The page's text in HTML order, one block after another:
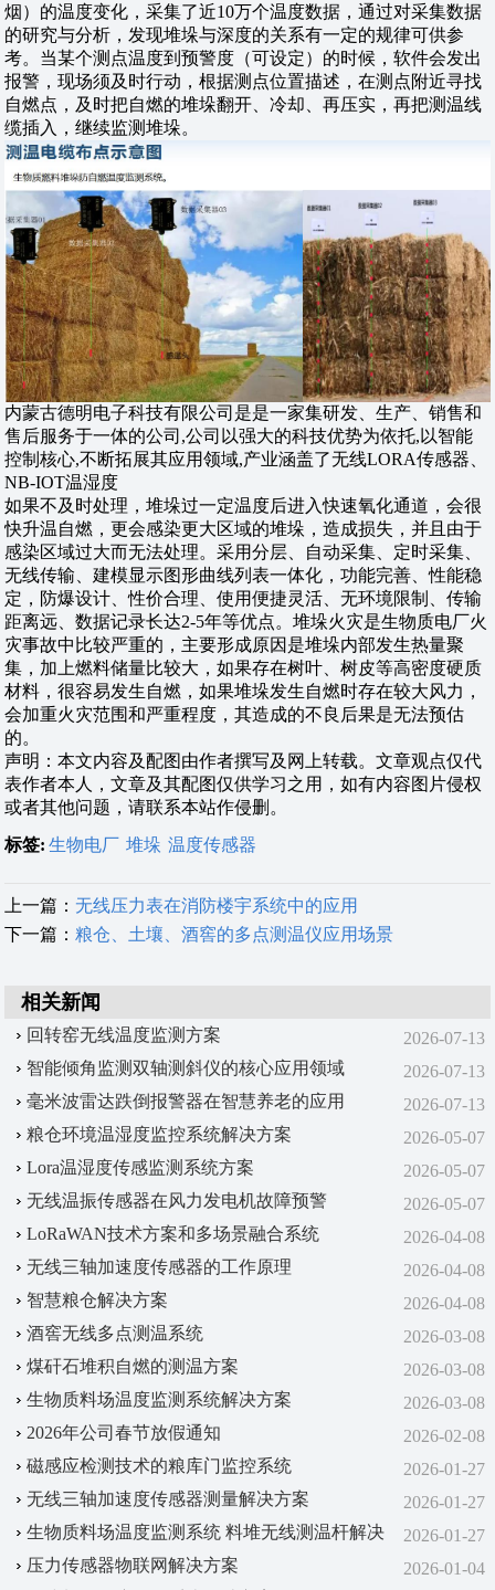
烟）的温度变化，采集了近10万个温度数据，通过对采集数据
的研究与分析，发现堆垛与深度的关系有一定的规律可供参
考。当某个测点温度到预警度（可设定）的时候，软件会发出
报警，现场须及时行动，根据测点位置描述，在测点附近寻找
自燃点，及时把自燃的堆垛翻开、冷却、再压实，再把测温线
缆插入，继续监测堆垛。
内蒙古德明电子科技有限公司是是一家集研发、生产、销售和
售后服务于一体的公司,公司以强大的科技优势为依托,以智能
控制核心,不断拓展其应用领域,产业涵盖了无线LORA传感器、
NB-IOT温湿度
如果不及时处理，堆垛过一定温度后进入快速氧化通道，会很
快升温自燃，更会感染更大区域的堆垛，造成损失，并且由于
感染区域过大而无法处理。采用分层、自动采集、定时采集、
无线传输、建模显示图形曲线列表一体化，功能完善、性能稳
定，防爆设计、性价合理、使用便捷灵活、无环境限制、传输
距离远、数据记录长达2-5年等优点。堆垛火灾是生物质电厂火
灾事故中比较严重的，主要形成原因是堆垛内部发生热量聚
集，加上燃料储量比较大，如果存在树叶、树皮等高密度硬质
材料，很容易发生自燃，如果堆垛发生自燃时存在较大风力，
会加重火灾范围和严重程度，其造成的不良后果是无法预估
的。
声明：本文内容及配图由作者撰写及网上转载。文章观点仅代
表作者本人，文章及其配图仅供学习之用，如有内容图片侵权
或者其他问题，请联系本站作侵删。
标签: 生物电厂 堆垛 温度传感器
上一篇：无线压力表在消防楼宇系统中的应用
下一篇：粮仓、土壤、酒窖的多点测温仪应用场景
相关新闻
2026-07-13
回转窑无线温度监测方案
2026-07-13
智能倾角监测双轴测斜仪的核心应用领域
2026-07-13
毫米波雷达跌倒报警器在智慧养老的应用
2026-05-07
粮仓环境温湿度监控系统解决方案
2026-05-07
Lora温湿度传感监测系统方案
2026-05-07
无线温振传感器在风力发电机故障预警
2026-04-08
LoRaWAN技术方案‌和‌多场景融合系统‌
2026-04-08
无线三轴加速度传感器的工作原理
2026-04-08
智慧粮仓解决方案
2026-03-08
酒窖无线多点测温系统
2026-03-08
煤矸石堆积自燃的测温方案
2026-03-08
生物质料场温度监测系统解决方案
2026-02-08
2026年公司春节放假通知
2026-01-27
磁感应检测技术的粮库门监控系统
2026-01-27
无线三轴加速度传感器测量解决方案
2026-01-27
生物质料场温度监测系统 料堆无线测温杆解决
方案
2026-01-04
压力传感器物联网解决方案